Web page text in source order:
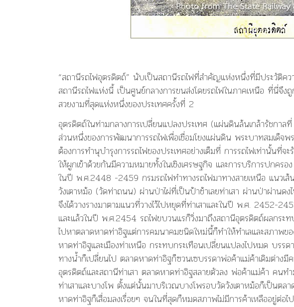
“สถานีรถไฟอุตรดิตถ์” นับเป็นสถานีรถไฟที่สำคัญแห่งหนึ่งที่มีประวัติค
สถานีรถไฟแห่งนี้ เป็นศูนย์กลางการขนส่งโดยรถไฟในภาคเหนือ ที่นี่จึง
สวยงามที่สุดแห่งหนึ่งของประเทศครั้งที่ 2
อุตรดิตถ์ในท่ามกลางการเปลี่ยนแปลงประเทศ (แผ่นดินล้นเกล้ารัชก
ส่วนหนึ่งของการพัฒนาการรถไฟเพื่อเชื่อมโยงแผ่นดิน พระบาทสมเด็จพ
ต้องการทำนุบำรุงการรถไฟของประเทศอย่างเต็มที่ การรถไฟเท่านั้นที่
ให้ผูกเข้าด้วยกันมีความหมายทั้งในเชิงเศรษฐกิจ และการบริการปกครอง
ในปี พ.ศ.2448 -2459 กรมรถไฟทำทางรถไฟมาทางสายเหนือ แนวเส้
วังเตาหม้อ (วัดท่าถนน) ผ่านป่าไผ่ที่เป็นป้าช้าเลยท่าเสา ผ่านป่าผ่าน
จึงได้วางรางมาตามแนวที่วางไว้ไปหยุดที่ท่าเสาและในปี พ.ศ. 2452-
และแล้วในปี พ.ศ.2454 รถไฟขบวนแรก็วิ่งมาถึงสถานีอุตรดิตถ์ผลกระ
ไปหาตลาดหาดท่าอิฐแต่การคมนาคมชนิดใหม่นี้ก็ทำให้ทำเลและสภาพข
หาดท่าอิฐและเมืองท่าเหนือ กระทบกระเทือนเปลี่ยนแปลงไปหมด บรรด
ทางน้ำก็เปลี่ยนไป ตลาดหาดท่าอิฐก็ซวนเซบรรดาพ่อค้าแม่ค้าเดิมต่าง
อุตรดิตถ์และสถานีท่าเสา ตลาดหาดท่าอิฐสลายตัวลง พ่อค้าแม่ค้า คนท
ท่าเสาและบางโพ ตั้งแต่นั้นมาบริเวณบางโพรอบวัดวังเตาหม้อก็เป็นต
หาดท่าอิฐก็เสื่อมลงเรื่อยๆ จนในที่สุดก็หมดสภาพไม่มีการค้าเหลืออยู่ต่อไป